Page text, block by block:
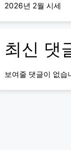
2026년 2월 시세
최신 댓
보여줄 댓글이 없습